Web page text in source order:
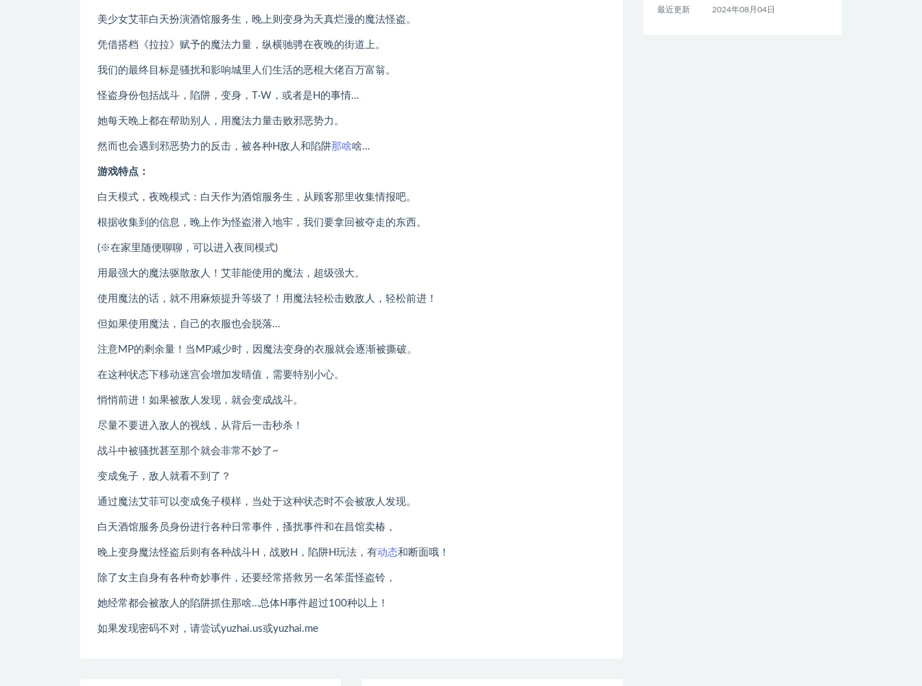
美少女艾菲白天扮演酒馆服务生，晚上则变身为天真烂漫的魔法怪盗。
凭借搭档《拉拉》赋予的魔法力量，纵横驰骋在夜晚的街道上。
我们的最终目标是骚扰和影响城里人们生活的恶棍大佬百万富翁。
怪盗身份包括战斗，陷阱，变身，T·W，或者是H的事情…
她每天晚上都在帮助别人，用魔法力量击败邪恶势力。
然而也会遇到邪恶势力的反击，被各种H敌人和陷阱那啥啥…
游戏特点：
白天模式，夜晚模式：白天作为酒馆服务生，从顾客那里收集情报吧。
根据收集到的信息，晚上作为怪盗潜入地牢，我们要拿回被夺走的东西。
(※在家里随便聊聊，可以进入夜间模式)
用最强大的魔法驱散敌人！艾菲能使用的魔法，超级强大。
使用魔法的话，就不用麻烦提升等级了！用魔法轻松击败敌人，轻松前进！
但如果使用魔法，自己的衣服也会脱落…
注意MP的剩余量！当MP减少时，因魔法变身的衣服就会逐渐被撕破。
在这种状态下移动迷宫会增加发晴值，需要特别小心。
悄悄前进！如果被敌人发现，就会变成战斗。
尽量不要进入敌人的视线，从背后一击秒杀！
战斗中被骚扰甚至那个就会非常不妙了~
变成兔子，敌人就看不到了？
通过魔法艾菲可以变成兔子模样，当处于这种状态时不会被敌人发现。
白天酒馆服务员身份进行各种日常事件，搔扰事件和在昌馆卖椿，
晚上变身魔法怪盗后则有各种战斗H，战败H，陷阱H玩法，有动态和断面哦！
除了女主自身有各种奇妙事件，还要经常搭救另一名笨蛋怪盗铃，
她经常都会被敌人的陷阱抓住那啥…总体H事件超过100种以上！
如果发现密码不对，请尝试yuzhai.us或yuzhai.me
最近更新 2024年08月04日